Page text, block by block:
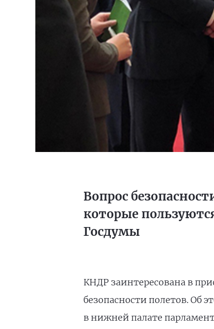
Вопрос
которые
Госдумы
КНДР заинтересована в
безопасности полетов. Об
в нижней палате